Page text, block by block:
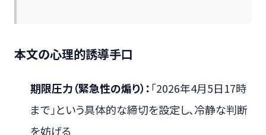
本文の心理的誘導手口
期限圧力（緊急性の煽り）：「2026年4月5日17時
まで」という具体的な締切を設定し、冷静な判断
を妨げる